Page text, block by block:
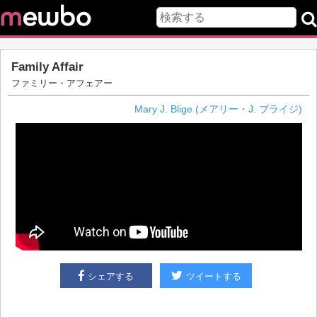
Family Affair
ファミリー・アフェアー
Mary J. Blige (メアリー・J. ブライジ)
シェアする ツイートする